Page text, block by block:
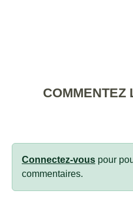
COMMENTEZ
Connectez-vous pour
commentaires.